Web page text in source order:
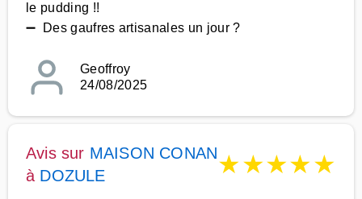
le pudding !!
➖ Des gaufres artisanales un jour ?
Geoffroy
24/08/2025
Avis sur MAISON CONAN
à DOZULE ★★★★★